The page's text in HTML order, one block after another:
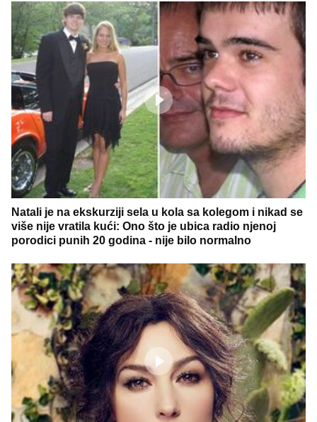
Natali je na ekskurziji sela u kola sa kolegom i nikad se
više nije vratila kući: Ono što je ubica radio njenoj
porodici punih 20 godina - nije bilo normalno